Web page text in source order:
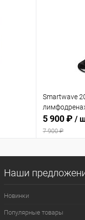
Smartwave
5 900 ₽ /
7 900 ₽
Наши
Новинки
Популярные товары